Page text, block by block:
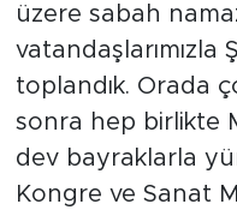
üzere sabah
vatandaşlarımızla
toplandık. Orada
sonra hep birlikte
dev bayraklarla
Kongre ve Sanat